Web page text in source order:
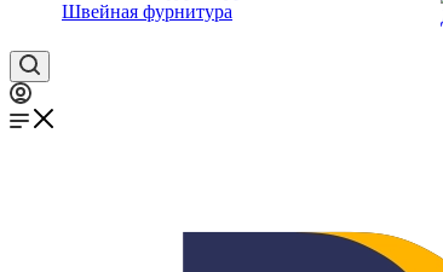
Швейная фурнитура